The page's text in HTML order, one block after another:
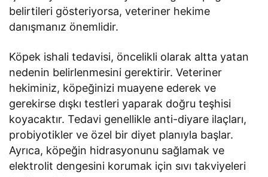
belirtileri gösteriyorsa, veteriner hekime
danışmanız önemlidir.
Köpek ishali tedavisi, öncelikli olarak altta yatan
nedenin belirlenmesini gerektirir. Veteriner
hekiminiz, köpeğinizi muayene ederek ve
gerekirse dışkı testleri yaparak doğru teşhisi
koyacaktır. Tedavi genellikle anti-diyare ilaçları,
probiyotikler ve özel bir diyet planıyla başlar.
Ayrıca, köpeğin hidrasyonunu sağlamak ve
elektrolit dengesini korumak için sıvı takviyeleri